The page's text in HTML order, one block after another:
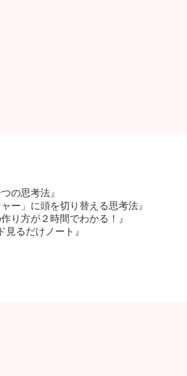
の思考法』
ー」に頭を切り替える思考法』
り方が２時間でわかる！』
見るだけノート』